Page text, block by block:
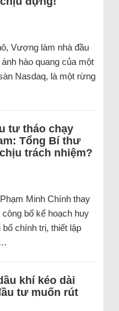
Vượng làm nhà đầu
hào quang của một
Nasdaq, là một rừng
tư tháo chạy
Tổng Bí thư
trách nhiệm?
Minh Chính thay
bố kế hoạch huy
chính trị, thiết lập
khí kéo dài
tư muốn rút